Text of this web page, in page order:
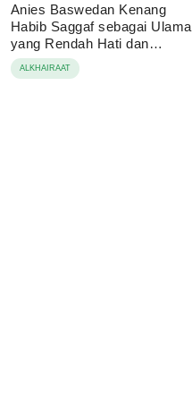
Anies Baswedan Kenang
Habib Saggaf sebagai Ulama
yang Rendah Hati dan
Perekat Umat
ALKHAIRAAT